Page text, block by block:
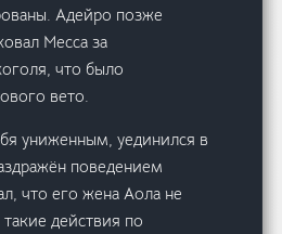
Адейро позже
Месса за
что было
вето.
униженным, уединился в
поведением
что его жена Аола не
действия по